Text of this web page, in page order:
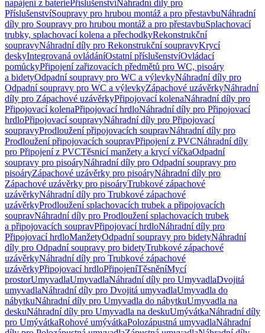
napájení z bateriePříslušenstvíNáhradní díly pro
PříslušenstvíSoupravy pro hrubou montáž a pro přestavbuNáhradní
díly pro Soupravy pro hrubou montáž a pro přestavbuSplachovací
trubky, splachovací kolena a přechodkyRekonstrukční
soupravyNáhradní díly pro Rekonstrukční soupravyKrycí
deskyIntegrovaná ovládáníOstatní příslušenstvíOvládací
pomůckyPřipojení zařizovacích předmětů pro WC, pisoáry
a bidetyOdpadní soupravy pro WC a výlevkyNáhradní díly pro
Odpadní soupravy pro WC a výlevkyZápachové uzávěrkyNáhradní
díly pro Zápachové uzávěrkyPřipojovací kolenaNáhradní díly pro
Připojovací kolenaPřipojovací hrdloNáhradní díly pro Připojovací
hrdloPřipojovací soupravyNáhradní díly pro Připojovací
soupravyProdloužení připojovacích soupravNáhradní díly pro
Prodloužení připojovacích soupravPřipojení z PVCNáhradní díly
pro Připojení z PVCTěsnicí manžety a krycí víčkaOdpadní
soupravy pro pisoáryNáhradní díly pro Odpadní soupravy pro
pisoáryZápachové uzávěrky pro pisoáryNáhradní díly pro
Zápachové uzávěrky pro pisoáryTrubkové zápachové
uzávěrkyNáhradní díly pro Trubkové zápachové
uzávěrkyProdloužení splachovacích trubek a připojovacích
soupravNáhradní díly pro Prodloužení splachovacích trubek
a připojovacích soupravPřipojovací hrdloNáhradní díly pro
Připojovací hrdloManžetyOdpadní soupravy pro bidetyNáhradní
díly pro Odpadní soupravy pro bidetyTrubkové zápachové
uzávěrkyNáhradní díly pro Trubkové zápachové
uzávěrkyPřipojovací hrdloPřipojeníTěsněníMycí
prostorUmyvadlaUmyvadlaNáhradní díly pro UmyvadlaDvojitá
umyvadlaNáhradní díly pro Dvojitá umyvadlaUmyvadla do
nábytkuNáhradní díly pro Umyvadla do nábytkuUmyvadla na
deskuNáhradní díly pro Umyvadla na deskuUmývátkaNáhradní díly
pro UmývátkaRohové umývátkaPolozápustná umyvadlaNáhradní